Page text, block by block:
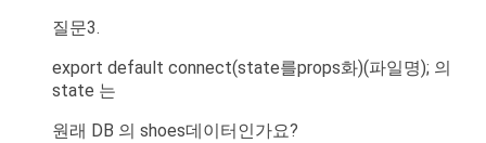
질문3.
export default connect(state를props화)(파일명); 의
state 는
원래 DB 의 shoes데이터인가요?